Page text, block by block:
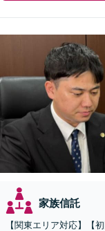
家族信託
【関東エリア対応】【